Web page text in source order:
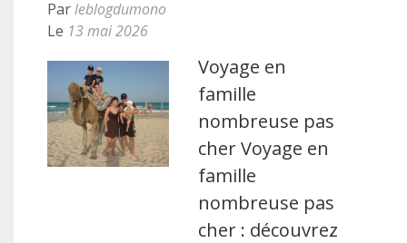
Parleblogdumono
Le 13 mai 2026
Voyage en
famille
nombreuse pas
cher Voyage en
famille
nombreuse pas
cher : découvrez